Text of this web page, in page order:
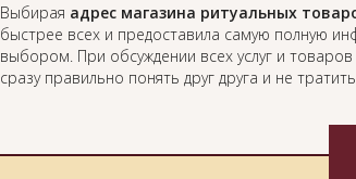
Выбирая адрес магазина ритуальных
быстрее всех и предоставила самую полную
выбором. При обсуждении всех услуг и
сразу правильно понять друг друга и не